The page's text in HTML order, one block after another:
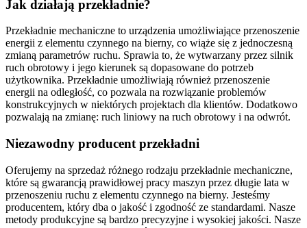
Jak działają przekładnie?
Przekładnie mechaniczne to urządzenia umożliwiające przenoszenie
energii z elementu czynnego na bierny, co wiąże się z jednoczesną
zmianą parametrów ruchu. Sprawia to, że wytwarzany przez silnik
ruch obrotowy i jego kierunek są dopasowane do potrzeb
użytkownika. Przekładnie umożliwiają również przenoszenie
energii na odległość, co pozwala na rozwiązanie problemów
konstrukcyjnych w niektórych projektach dla klientów. Dodatkowo
pozwalają na zmianę: ruch liniowy na ruch obrotowy i na odwrót.
Niezawodny producent przekładni
Oferujemy na sprzedaż różnego rodzaju przekładnie mechaniczne,
które są gwarancją prawidłowej pracy maszyn przez długie lata w
przenoszeniu ruchu z elementu czynnego na bierny. Jesteśmy
producentem, który dba o jakość i zgodność ze standardami. Nasze
metody produkcyjne są bardzo precyzyjne i wysokiej jakości. Nasze